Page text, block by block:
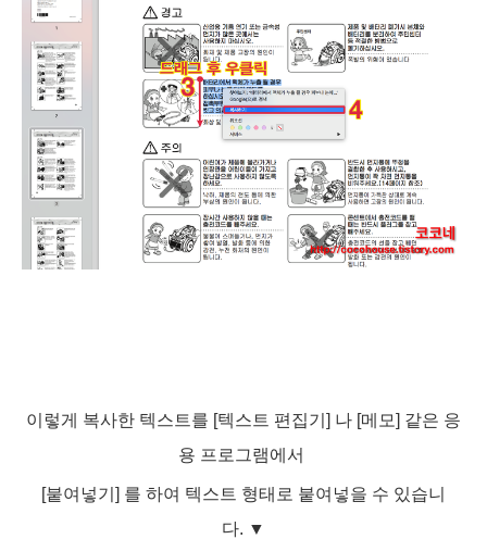
이렇게 복사한 텍스트를 [텍스트 편집기] 나 [메모] 같은 응
용 프로그램에서
[붙여넣기] 를 하여 텍스트 형태로 붙여넣을 수 있습니
다. ▼